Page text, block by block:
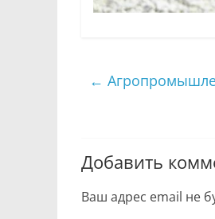
←
Добавить
Ваш адрес email не